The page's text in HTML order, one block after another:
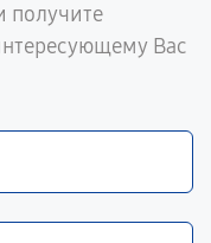
получите
Вас